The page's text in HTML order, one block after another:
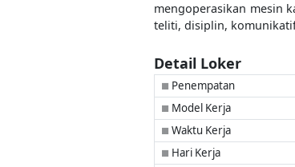
mengoperasikan mesin
teliti, disiplin,
Detail Loker
■ Penempatan
■ Model Kerja
■ Waktu Kerja
■ Hari Kerja